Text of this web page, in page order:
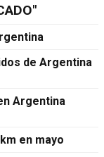
de Argentina
Argentina
en mayo